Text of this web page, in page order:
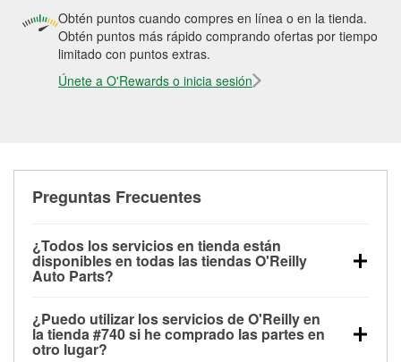
Obtén puntos cuando compres en línea o en la tienda.
Obtén puntos más rápido comprando ofertas por tiempo
limitado con puntos extras.
Únete a O'Rewards o inicia sesión
Preguntas Frecuentes
¿Todos los servicios en tienda están
disponibles en todas las tiendas O'Reilly
Auto Parts?
las pruebas de batería, pruebas de alternador y
motor de arranque, revisión de la luz “Check Engine”
¿Puedo utilizar los servicios de O'Reilly en
la tienda #740 si he comprado las partes en
otro lugar?